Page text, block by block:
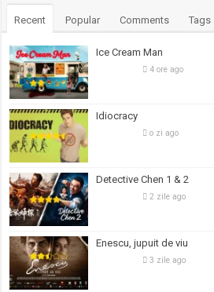
Recent Popular Comments Tags
Ice Cream Man
4 ore ago
Idiocracy
o zi ago
Detective Chen 1 & 2
2 zile ago
Enescu, jupuit de viu
3 zile ago